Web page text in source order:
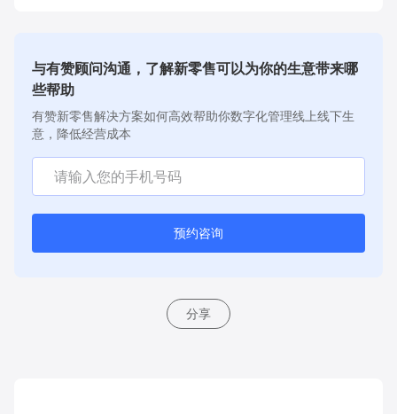
与有赞顾问沟通，了解新零售可以为你的生意带来哪
些帮助
有赞新零售解决方案如何高效帮助你数字化管理线上线下生
意，降低经营成本
预约咨询
分享